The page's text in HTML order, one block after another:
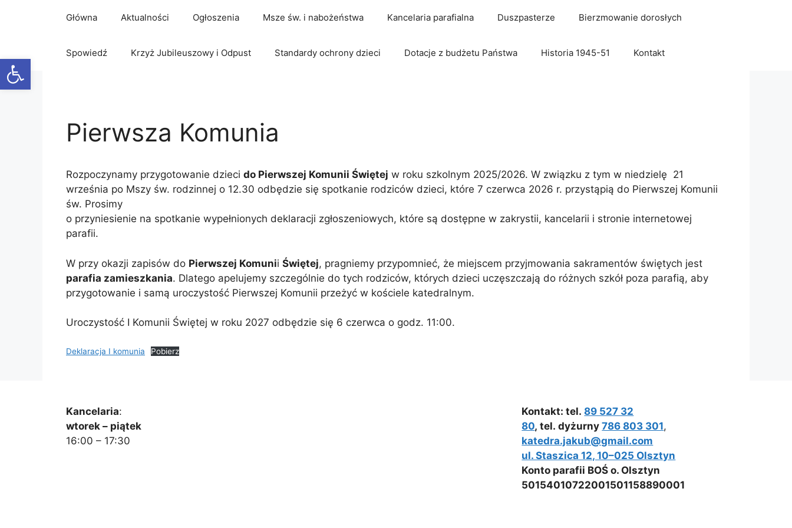
Otwórz pasek narzędzi
Główna Aktualności Ogłoszenia Msze św. i nabożeństwa Kancelaria parafialna Duszpasterze Bierzmowanie dorosłych
Spowiedź Krzyż Jubileuszowy i Odpust Standardy ochrony dzieci Dotacje z budżetu Państwa Historia 1945-51 Kontakt
Pierwsza Komunia
Rozpoczynamy przygotowanie dzieci do Pierwszej Komunii Świętej w roku szkolnym 2025/2026. W związku z tym w niedzielę 21
września po Mszy św. rodzinnej o 12.30 odbędzie się spotkanie rodziców dzieci, które 7 czerwca 2026 r. przystąpią do Pierwszej Komunii
św. Prosimy
o przyniesienie na spotkanie wypełnionych deklaracji zgłoszeniowych, które są dostępne w zakrystii, kancelarii i stronie internetowej
parafii.
W przy okazji zapisów do Pierwszej Komunii Świętej, pragniemy przypomnieć, że miejscem przyjmowania sakramentów świętych jest
parafia zamieszkania. Dlatego apelujemy szczególnie do tych rodziców, których dzieci uczęszczają do różnych szkół poza parafią, aby
przygotowanie i samą uroczystość Pierwszej Komunii przeżyć w kościele katedralnym.
Uroczystość I Komunii Świętej w roku 2027 odbędzie się 6 czerwca o godz. 11:00.
Deklaracja I komunia Pobierz
Kancelaria:
wtorek – piątek
16:00 – 17:30
Kontakt: tel.89 527 32
80, tel. dyżurny786 803 301,
katedra.jakub@gmail.com
ul. Staszica 12, 10–025 Olsztyn
Konto parafii BOŚ o. Olsztyn
50154010722001501158890001